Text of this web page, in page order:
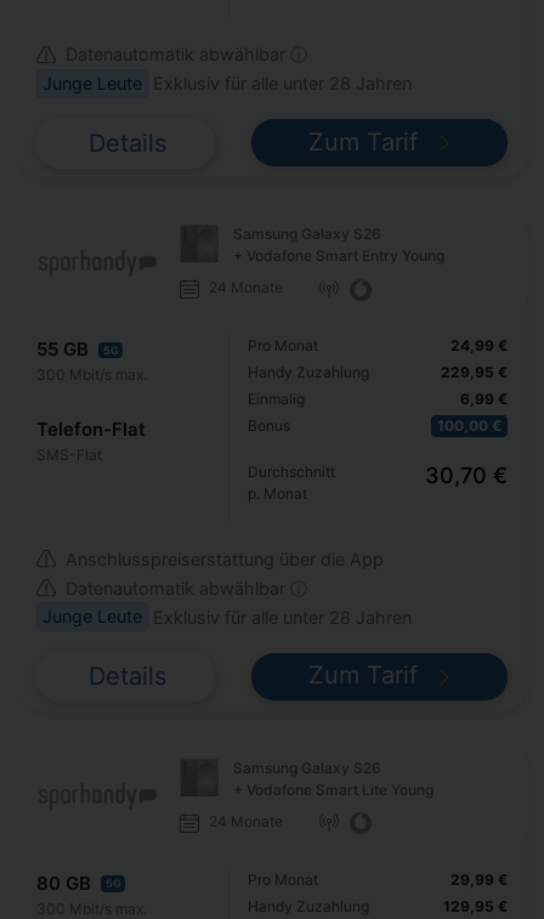
Datenautomatik abwählbar ⓘ
Junge Leute
Exklusiv für alle unter 28 Jahren
Details Zum Tarif
Samsung Galaxy S26
+ Vodafone Smart Entry Young
24 Monate
55 GB 5G
300 Mbit/s max.
Telefon-Flat
SMS-Flat
Pro Monat
Handy Zuzahlung
Einmalig
Bonus
24,99 €
229,95 €
6,99 €
100,00 €
Durchschnitt
p. Monat
30,70 €
Anschlusspreiserstattung über die App
Datenautomatik abwählbar ⓘ
Junge Leute
Exklusiv für alle unter 28 Jahren
Details Zum Tarif
Samsung Galaxy S26
+ Vodafone Smart Lite Young
24 Monate
80 GB 5G
300 Mbit/s max.
Pro Monat
Handy Zuzahlung
29,99 €
129,95 €